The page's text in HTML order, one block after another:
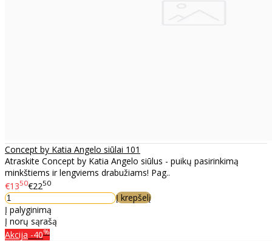
Concept by Katia Angelo siūlai 101
Atraskite Concept by Katia Angelo siūlus - puikų pasirinkimą
minkštiems ir lengviems drabužiams! Pag..
€1350€2250
Į krepšelį
Į palyginimą
Į norų sąrašą
Akcija -40%